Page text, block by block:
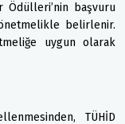
Ödülleri’nin başvuru
belirlenir.
uygun olarak
TÜHİD